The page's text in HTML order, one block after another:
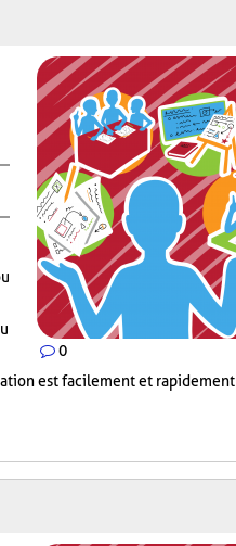
0
est facilement et rapidement